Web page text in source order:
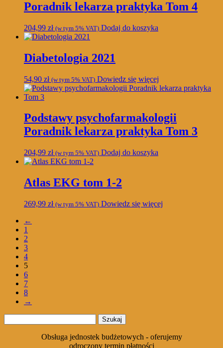
Poradnik lekarza praktyka Tom 4
204,99 zł (w tym 5% VAT) Dodaj do koszyka
Diabetologia 2021
54,90 zł (w tym 5% VAT) Dowiedz się więcej
Podstawy psychofarmakologii
Poradnik lekarza praktyka Tom 3
204,99 zł (w tym 5% VAT) Dodaj do koszyka
Atlas EKG tom 1-2
269,99 zł (w tym 5% VAT) Dowiedz się więcej
←
1
2
3
4
5
6
7
8
→
Obsługa jednostek budżetowych - oferujemy
odroczony termin płatności